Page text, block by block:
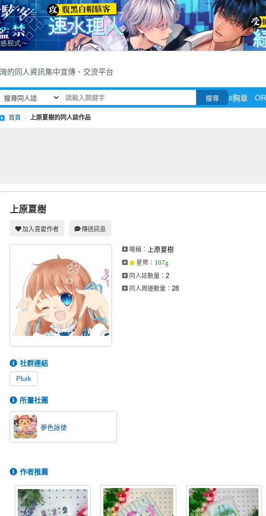
的同人資訊集中宣傳、交流平台
搜尋 #胸章
首頁 上原夏樹的同人誌作品
上原夏樹
加入喜愛作者 傳送訊息
暱稱： 上原夏樹
星幣 ： 107g
同人誌數量： 2
同人周邊數量： 28
社群連結
Plurk
所屬社團
夢色詠使
作者推薦